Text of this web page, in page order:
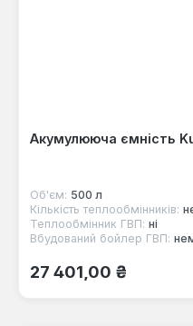
Акумулююча ємність
Об'єм: 500 л
Кількість теплообмінників:
Теплообмінник ГВП: ні
Вбудований бойлер ГВП:
Звичайна ціна:
27 401,00 ₴